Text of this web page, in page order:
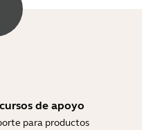
de apoyo
para productos